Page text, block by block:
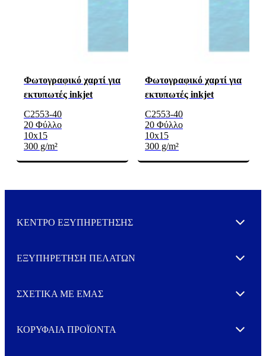
Φωτογραφικό χαρτί για
εκτυπωτές inkjet
C2553-40
20 Φύλλο
10x15
300 g/m²
Φωτογραφικό χαρτί για
εκτυπωτές inkjet
C2553-40
20 Φύλλο
10x15
300 g/m²
ΚΕΝΤΡΟ ΕΞΥΠΗΡΕΤΗΣΗΣ Expand
ΕΞΥΠΗΡΕΤΗΣΗ ΠΕΛΑΤΩΝ Expand
ΣΧΕΤΙΚΑ ΜΕ ΕΜΑΣ Expand
ΚΟΡΥΦΑΙΑ ΠΡΟΪΟΝΤΑ Expand